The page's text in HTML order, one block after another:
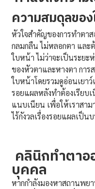
ความสมดุลขอ
หัวใจสำคัญของการทำตา
กลมกลืน ไม่หลอกตา แล
ใบหน้า ไม่ว่าจะเป็นระยะ
ของหัวตาและหางตา การ
ใบหน้าโดยรวมดูอ่อนเยา
รอยแผลหลังทำต้องเรียบ
แนบเนียน เพื่อให้เราสาม
ไร้กังวลเรื่องรอยแผลเป็น
คลินิกทำตาอ
บุคคล
หากกำลังมองหาสถานพย